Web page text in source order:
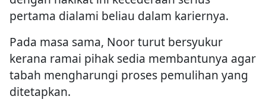
pertama dialami beliau dalam kariernya.
Pada masa sama, Noor turut bersyukur
kerana ramai pihak sedia membantunya agar
tabah mengharungi proses pemulihan yang
ditetapkan.